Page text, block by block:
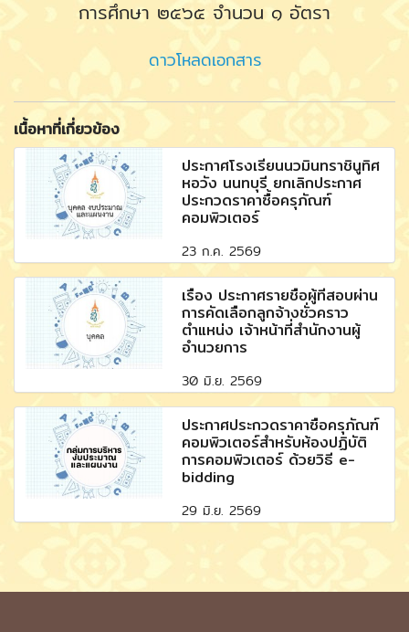
การศึกษา ๒๕๖๕ จำนวน ๑ อัตรา
ดาวโหลดเอกสาร
เนื้อหาที่เกี่ยวข้อง
ประกาศโรงเรียนนวมินทราชินูทิศ
หอวัง นนทบุรี ยกเลิกประกาศ
ประกวดราคาซื้อครุภัณฑ์
คอมพิวเตอร์
23 ก.ค. 2569
เรื่อง ประกาศรายชื่อผู้ที่สอบผ่าน
การคัดเลือกลูกจ้างชั่วคราว
ตำแหน่ง เจ้าหน้าที่สำนักงานผู้
อำนวยการ
30 มิ.ย. 2569
ประกาศประกวดราคาซื้อครุภัณฑ์
คอมพิวเตอร์สำหรับห้องปฏิบัติ
การคอมพิวเตอร์ ด้วยวิธี e-
bidding
29 มิ.ย. 2569